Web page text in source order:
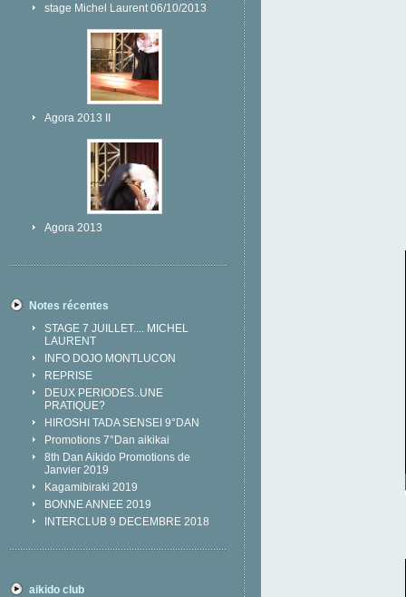
stage Michel Laurent 06/10/2013
Agora 2013 II
Agora 2013
Notes récentes
STAGE 7 JUILLET.... MICHEL
LAURENT
INFO DOJO MONTLUCON
REPRISE
DEUX PERIODES..UNE
PRATIQUE?
HIROSHI TADA SENSEI 9°DAN
Promotions 7°Dan aikikai
8th Dan Aikido Promotions de
Janvier 2019
Kagamibiraki 2019
BONNE ANNEE 2019
INTERCLUB 9 DECEMBRE 2018
aikido club